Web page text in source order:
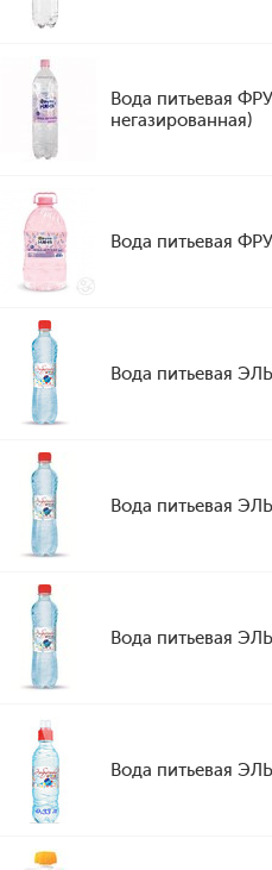
Вода питьевая
негазированная)
Вода питьевая
Вода питьевая
Вода питьевая
Вода питьевая
Вода питьевая